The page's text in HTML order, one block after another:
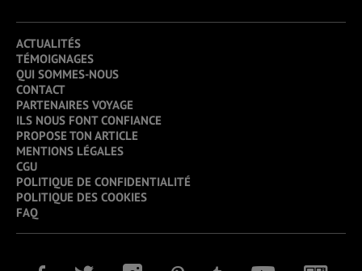
ACTUALITÉS
TÉMOIGNAGES
QUI SOMMES-NOUS
CONTACT
PARTENAIRES VOYAGE
ILS NOUS FONT CONFIANCE
PROPOSE TON ARTICLE
MENTIONS LÉGALES
CGU
POLITIQUE DE CONFIDENTIALITÉ
POLITIQUE DES COOKIES
FAQ